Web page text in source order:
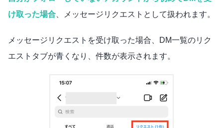
け取った場合 、メッセージリクエストとして扱われます。
メッセージリクエストを受け取った場合、DM一覧のリク
エストタブが青くなり、件数が表示されます。